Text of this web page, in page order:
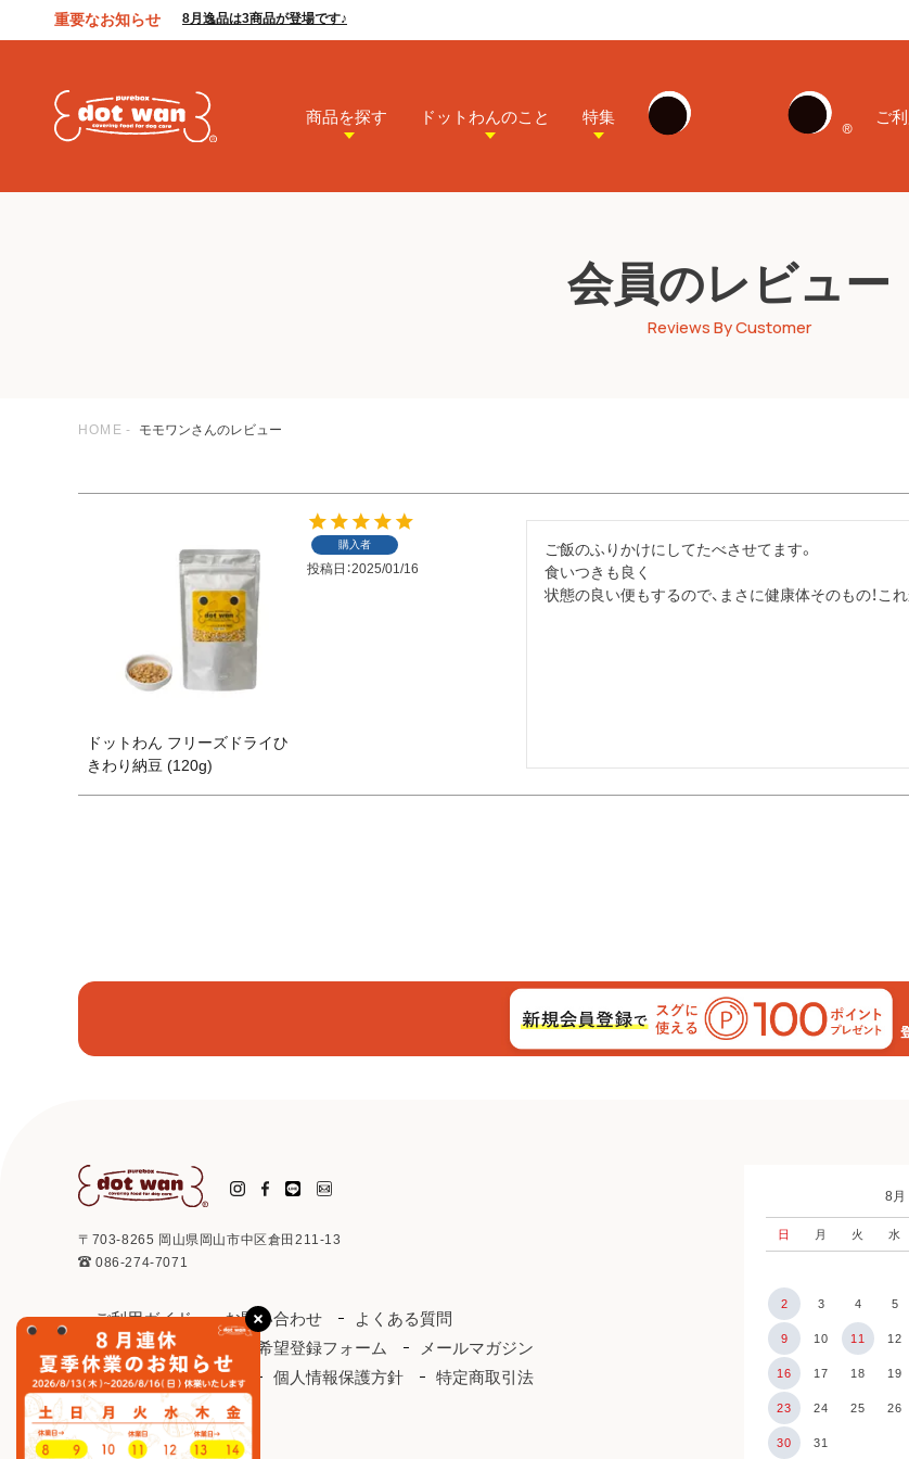
重要なお知らせ 8月逸品は3商品が登場です♪
特集
ドットわんのこと
商品を探す ご
会員のレビュー
Reviews By Customer
HOME モモワンさんのレビュー
ドットわん フリーズドライひ
きわり納豆 (120g)
購入者
投稿日 2025/01/16
ご飯のふりかけにしてたべさせてます。
食いつきも良く
状態の良い便もするので、まさに健康体そのもの！これ
8月
日 月 火 水
2 3 4 5
9 10 11 12
16 17 18 19
23 24 25 26
30 31
〒703-8265 岡山県岡山市中区倉田211-13
086-274-7071
ご利用ガイド お問い合わせ
よくある質問
取り扱い店
お取引希望登録フォーム
メールマガジン
ドットわんカタログ
個人情報保護方針
特定商取引法
会社概要
会員規約